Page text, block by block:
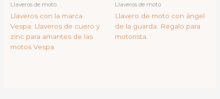
Llaveros de moto
Llaveros con la marca
Vespa. Llaveros de cuero y
zinc para amantes de las
motos Vespa
Llaveros de moto
Llavero de moto con ángel
de la guarda. Regalo para
motorista.